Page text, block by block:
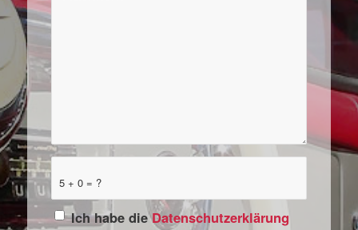
5 + 0 = ?
Ich habe dieDatenschutzerklärung